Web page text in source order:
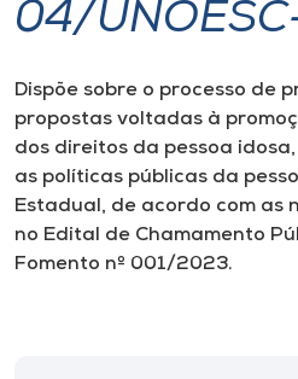
I.nova
Diplomados
Cultura
04/
Dispõe sobre o processo de
propostas voltadas à
dos direitos da pessoa
as políticas públicas da
Estadual, de acordo com as
no Edital de Chamamento
Fomento nº 001/2023.